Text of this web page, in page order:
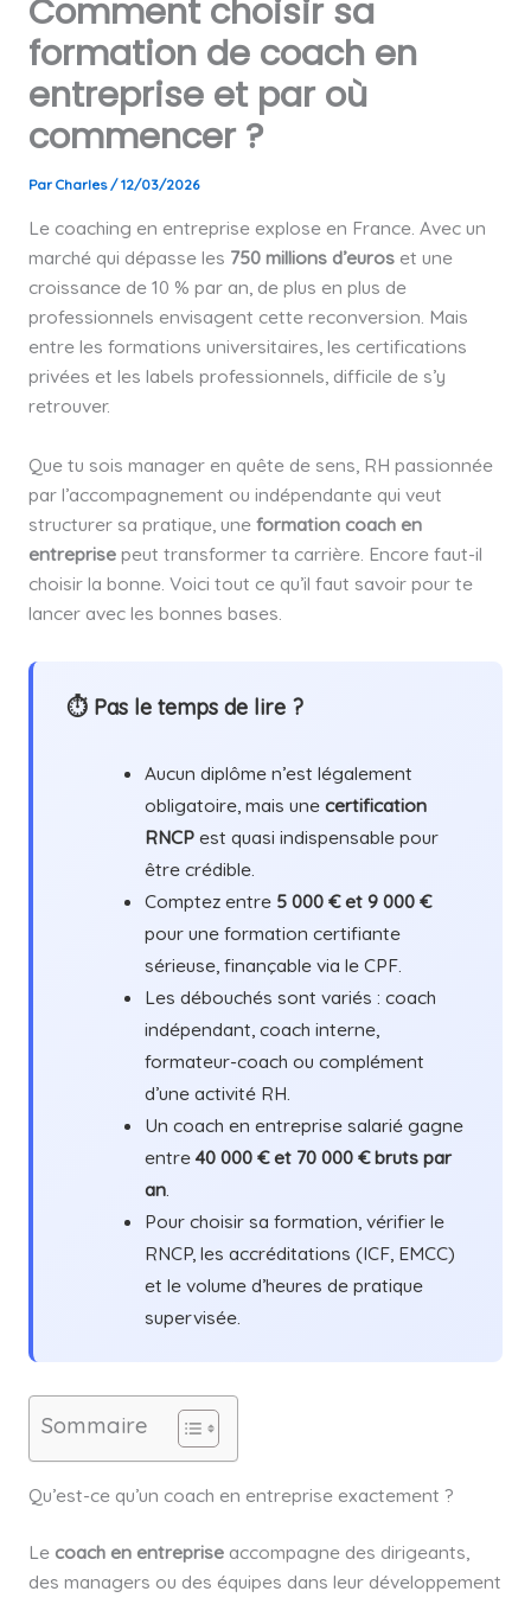
Comment choisir sa
formation de coach en
entreprise et par où
commencer ?
Par Charles/12/03/2026
Le coaching en entreprise explose en France. Avec un
marché qui dépasse les 750 millions d’euroset une
croissance de 10 % par an, de plus en plus de
professionnels envisagent cette reconversion. Mais
entre les formations universitaires, les certifications
privées et les labels professionnels, difficile de s’y
retrouver.
Que tu sois manager en quête de sens, RH passionnée
par l’accompagnement ou indépendante qui veut
structurer sa pratique, une formation coach en
entreprisepeut transformer ta carrière. Encore faut-il
choisir la bonne. Voici tout ce qu’il faut savoir pour te
lancer avec les bonnes bases.
⏱ Pas le temps de lire ?
Aucun diplôme n’est légalement
obligatoire, mais unecertification
RNCP est quasi indispensable pour
être crédible.
Comptez entre 5 000 € et 9 000 €
pour une formation certifiante
sérieuse, finançable via le CPF.
Les débouchés sont variés : coach
indépendant, coach interne,
formateur-coach ou complément
d’une activité RH.
Un coach en entreprise salarié gagne
entre40 000 € et 70 000 € bruts par
an.
Pour choisir sa formation, vérifier le
RNCP, les accréditations (ICF, EMCC)
et le volume d’heures de pratique
supervisée.
Sommaire
Qu’est-ce qu’un coach en entreprise exactement ?
Le coach en entrepriseaccompagne des dirigeants,
des managers ou des équipes dans leur développement